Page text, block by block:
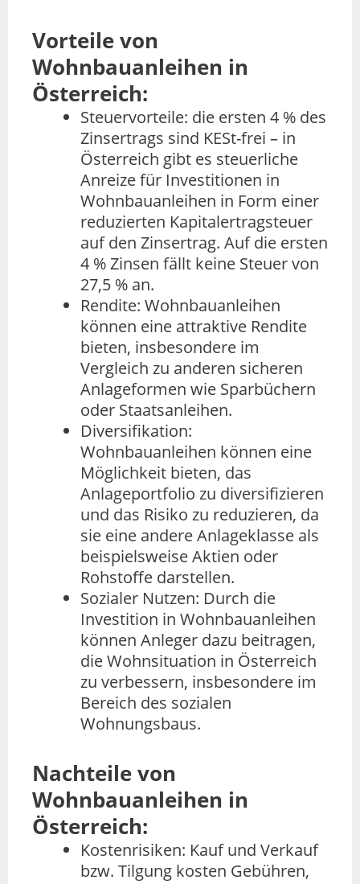
Vorteile von
Wohnbauanleihen in
Österreich:
Steuervorteile: die ersten 4 % des
Zinsertrags sind KESt-frei – in
Österreich gibt es steuerliche
Anreize für Investitionen in
Wohnbauanleihen in Form einer
reduzierten Kapitalertragsteuer
auf den Zinsertrag. Auf die ersten
4 % Zinsen fällt keine Steuer von
27,5 % an.
Rendite: Wohnbauanleihen
können eine attraktive Rendite
bieten, insbesondere im
Vergleich zu anderen sicheren
Anlageformen wie Sparbüchern
oder Staatsanleihen.
Diversifikation:
Wohnbauanleihen können eine
Möglichkeit bieten, das
Anlageportfolio zu diversifizieren
und das Risiko zu reduzieren, da
sie eine andere Anlageklasse als
beispielsweise Aktien oder
Rohstoffe darstellen.
Sozialer Nutzen: Durch die
Investition in Wohnbauanleihen
können Anleger dazu beitragen,
die Wohnsituation in Österreich
zu verbessern, insbesondere im
Bereich des sozialen
Wohnungsbaus.
Nachteile von
Wohnbauanleihen in
Österreich:
Kostenrisiken: Kauf und Verkauf
bzw. Tilgung kosten Gebühren,